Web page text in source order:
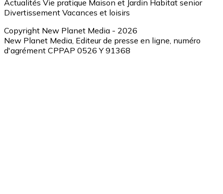
Actualités Vie pratique Maison et Jardin Habitat senior
Divertissement Vacances et loisirs
Copyright New Planet Media - 2026
New Planet Media, Editeur de presse en ligne, numéro
d'agrément CPPAP 0526 Y 91368